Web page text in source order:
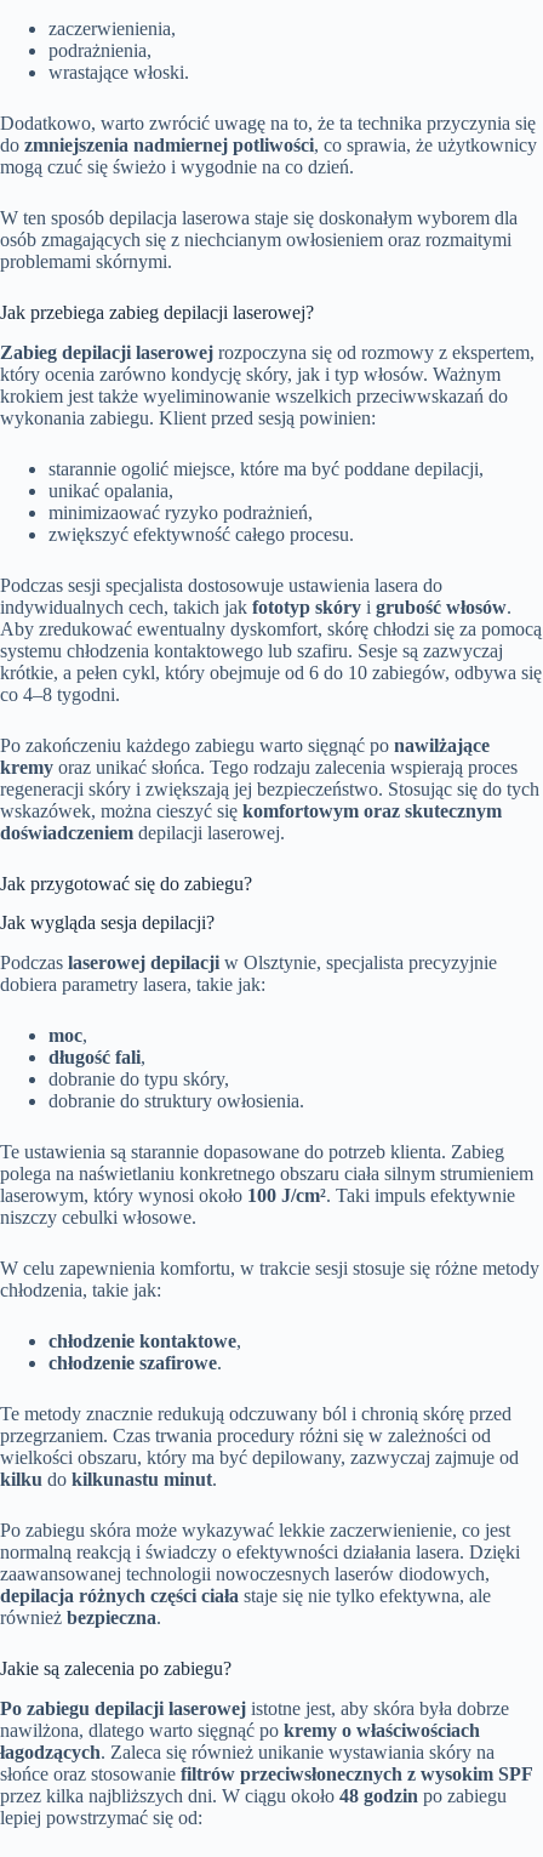
zaczerwienienia,
podrażnienia,
wrastające włoski.
Dodatkowo, warto zwrócić uwagę na to, że ta technika przyczynia się
do zmniejszenia nadmiernej potliwości, co sprawia, że użytkownicy
mogą czuć się świeżo i wygodnie na co dzień.
W ten sposób depilacja laserowa staje się doskonałym wyborem dla
osób zmagających się z niechcianym owłosieniem oraz rozmaitymi
problemami skórnymi.
Jak przebiega zabieg depilacji laserowej?
Zabieg depilacji laserowej rozpoczyna się od rozmowy z ekspertem,
który ocenia zarówno kondycję skóry, jak i typ włosów. Ważnym
krokiem jest także wyeliminowanie wszelkich przeciwwskazań do
wykonania zabiegu. Klient przed sesją powinien:
starannie ogolić miejsce, które ma być poddane depilacji,
unikać opalania,
minimizaować ryzyko podrażnień,
zwiększyć efektywność całego procesu.
Podczas sesji specjalista dostosowuje ustawienia lasera do
indywidualnych cech, takich jak fototyp skóry i grubość włosów.
Aby zredukować ewentualny dyskomfort, skórę chłodzi się za pomocą
systemu chłodzenia kontaktowego lub szafiru. Sesje są zazwyczaj
krótkie, a pełen cykl, który obejmuje od 6 do 10 zabiegów, odbywa się
co 4–8 tygodni.
Po zakończeniu każdego zabiegu warto sięgnąć po nawilżające
kremy oraz unikać słońca. Tego rodzaju zalecenia wspierają proces
regeneracji skóry i zwiększają jej bezpieczeństwo. Stosując się do tych
wskazówek, można cieszyć się komfortowym oraz skutecznym
doświadczeniem depilacji laserowej.
Jak przygotować się do zabiegu?
Jak wygląda sesja depilacji?
Podczas laserowej depilacji w Olsztynie, specjalista precyzyjnie
dobiera parametry lasera, takie jak:
moc,
długość fali,
dobranie do typu skóry,
dobranie do struktury owłosienia.
Te ustawienia są starannie dopasowane do potrzeb klienta. Zabieg
polega na naświetlaniu konkretnego obszaru ciała silnym strumieniem
laserowym, który wynosi około 100 J/cm². Taki impuls efektywnie
niszczy cebulki włosowe.
W celu zapewnienia komfortu, w trakcie sesji stosuje się różne metody
chłodzenia, takie jak:
chłodzenie kontaktowe,
chłodzenie szafirowe.
Te metody znacznie redukują odczuwany ból i chronią skórę przed
przegrzaniem. Czas trwania procedury różni się w zależności od
wielkości obszaru, który ma być depilowany, zazwyczaj zajmuje od
kilku do kilkunastu minut.
Po zabiegu skóra może wykazywać lekkie zaczerwienienie, co jest
normalną reakcją i świadczy o efektywności działania lasera. Dzięki
zaawansowanej technologii nowoczesnych laserów diodowych,
depilacja różnych części ciała staje się nie tylko efektywna, ale
również bezpieczna.
Jakie są zalecenia po zabiegu?
Po zabiegu depilacji laserowej istotne jest, aby skóra była dobrze
nawilżona, dlatego warto sięgnąć po kremy o właściwościach
łagodzących. Zaleca się również unikanie wystawiania skóry na
słońce oraz stosowanie filtrów przeciwsłonecznych z wysokim SPF
przez kilka najbliższych dni. W ciągu około 48 godzin po zabiegu
lepiej powstrzymać się od: